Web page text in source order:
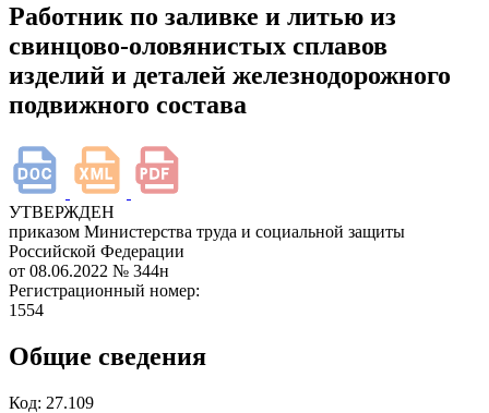
Работник по заливке и литью из
свинцово-оловянистых сплавов
изделий и деталей железнодорожного
подвижного состава
УТВЕРЖДЕН
приказом Министерства труда и социальной защиты
Российской Федерации
от 08.06.2022 № 344н
Регистрационный номер:
1554
Общие сведения
Код: 27.109